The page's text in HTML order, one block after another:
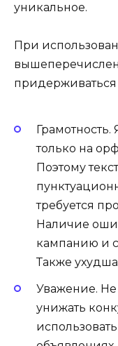
уникальное.
При
только на
Поэтому
требуется
Наличие
кампанию и
Также
Уважение. Не
унижать